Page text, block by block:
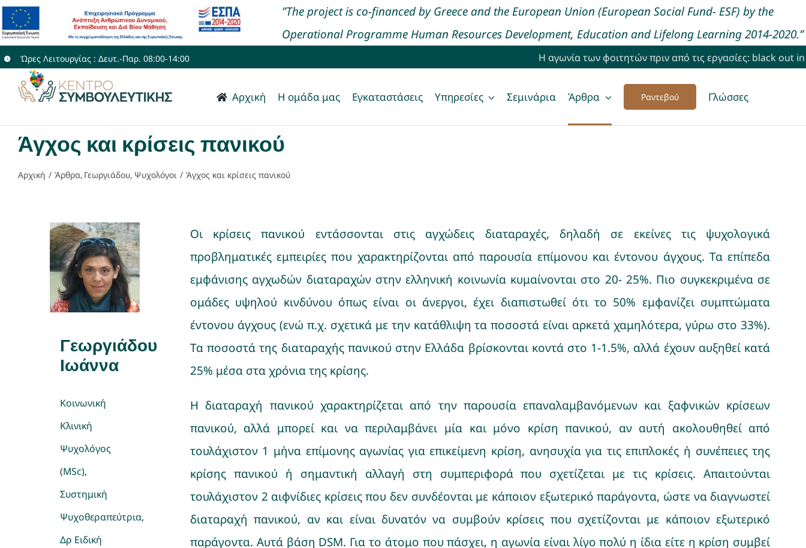
Μετάβαση
στο
περιεχόμενο
”The project is co-financed by Greece and the European Union (European Social Fund- ESF) by the
Operational Programme Human Resources Development, Education and Lifelong Learning 2014-2020.”
Ώρες Λειτουργίας : Δευτ.-Παρ. 08:00-14:00 Η αγωνία των φοιτητών πριν από τις εργασίες: black out in
Αρχική Η ομάδα μας Εγκαταστάσεις Υπηρεσίες Σεμινάρια Άρθρα Ραντεβού Γλώσσες
Άγχος και κρίσεις πανικού
Αρχική Άρθρα Γεωργιάδου Ψυχολόγοι Άγχος και κρίσεις πανικού
Γεωργιάδου
Ιωάννα
Κοινωνική
Κλινική
Ψυχολόγος
(MSc),
Συστημική
Ψυχοθεραπεύτρια,
Δρ Ειδική
Οι κρίσεις πανικού εντάσσονται στις αγχώδεις διαταραχές, δηλαδή σε εκείνες τις ψυχολογικά
προβληματικές εμπειρίες που χαρακτηρίζονται από παρουσία επίμονου και έντονου άγχους. Τα επίπεδα
εμφάνισης αγχωδών διαταραχών στην ελληνική κοινωνία κυμαίνονται στο 20- 25%. Πιο συγκεκριμένα σε
ομάδες υψηλού κινδύνου όπως είναι οι άνεργοι, έχει διαπιστωθεί ότι το 50% εμφανίζει συμπτώματα
έντονου άγχους (ενώ π.χ. σχετικά με την κατάθλιψη τα ποσοστά είναι αρκετά χαμηλότερα, γύρω στο 33%).
Τα ποσοστά της διαταραχής πανικού στην Ελλάδα βρίσκονται κοντά στο 1-1.5%, αλλά έχουν αυξηθεί κατά
25% μέσα στα χρόνια της κρίσης.
Η διαταραχή πανικού χαρακτηρίζεται από την παρουσία επαναλαμβανόμενων και ξαφνικών κρίσεων
πανικού, αλλά μπορεί και να περιλαμβάνει μία και μόνο κρίση πανικού, αν αυτή ακολουθηθεί από
τουλάχιστον 1 μήνα επίμονης αγωνίας για επικείμενη κρίση, ανησυχία για τις επιπλοκές ή συνέπειες της
κρίσης πανικού ή σημαντική αλλαγή στη συμπεριφορά που σχετίζεται με τις κρίσεις. Απαιτούνται
τουλάχιστον 2 αιφνίδιες κρίσεις που δεν συνδέονται με κάποιον εξωτερικό παράγοντα, ώστε να διαγνωστεί
διαταραχή πανικού, αν και είναι δυνατόν να συμβούν κρίσεις που σχετίζονται με κάποιον εξωτερικό
παράγοντα. Αυτά βάση DSM. Για το άτομο που πάσχει, η αγωνία είναι λίγο πολύ η ίδια είτε η κρίση συμβεί